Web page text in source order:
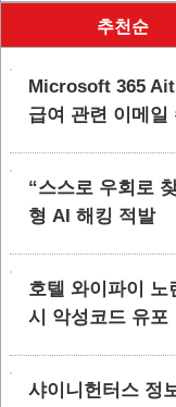
추천순
Microsoft 365
급여 관련 이메일
“스스로 우회로
형 AI 해킹 적발
호텔 와이파이 노
시 악성코드 유포
샤이니헌터스 정